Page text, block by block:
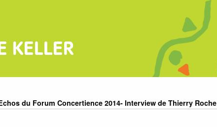
KELLER
du Forum Concertience 2014- Interview de Thierry Roche